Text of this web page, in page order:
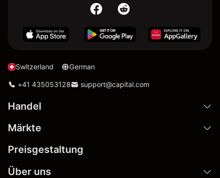
Switzerland German
+41 435053128 support@capital.com
Handel
Märkte
Preisgestaltung
Über uns